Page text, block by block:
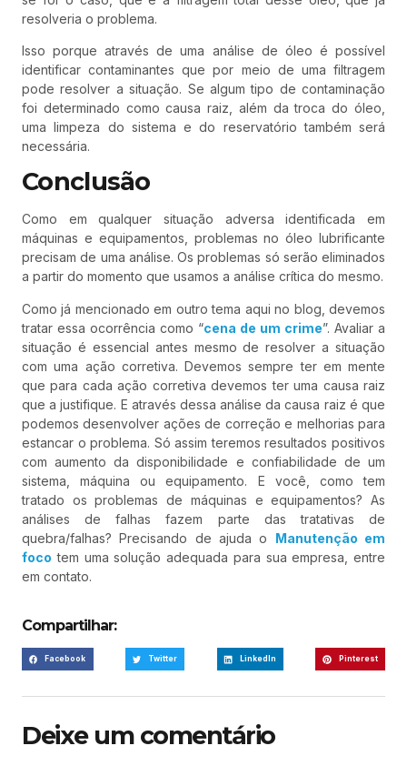
resolveria o problema.
Isso porque através de uma análise de óleo é possível
identificar contaminantes que por meio de uma filtragem
pode resolver a situação. Se algum tipo de contaminação
foi determinado como causa raiz, além da troca do óleo,
uma limpeza do sistema e do reservatório também será
necessária.
Conclusão
Como em qualquer situação adversa identificada em
máquinas e equipamentos, problemas no óleo lubrificante
precisam de uma análise. Os problemas só serão eliminados
a partir do momento que usamos a análise crítica do mesmo.
Como já mencionado em outro tema aqui no blog, devemos
tratar essa ocorrência como “cena de um crime”. Avaliar a
situação é essencial antes mesmo de resolver a situação
com uma ação corretiva. Devemos sempre ter em mente
que para cada ação corretiva devemos ter uma causa raiz
que a justifique. E através dessa análise da causa raiz é que
podemos desenvolver ações de correção e melhorias para
estancar o problema. Só assim teremos resultados positivos
com aumento da disponibilidade e confiabilidade de um
sistema, máquina ou equipamento. E você, como tem
tratado os problemas de máquinas e equipamentos? As
análises de falhas fazem parte das tratativas de
quebra/falhas? Precisando de ajuda o Manutenção em
foco tem uma solução adequada para sua empresa, entre
em contato.
Compartilhar:
Facebook Twitter LinkedIn Pinterest
Deixe um comentário